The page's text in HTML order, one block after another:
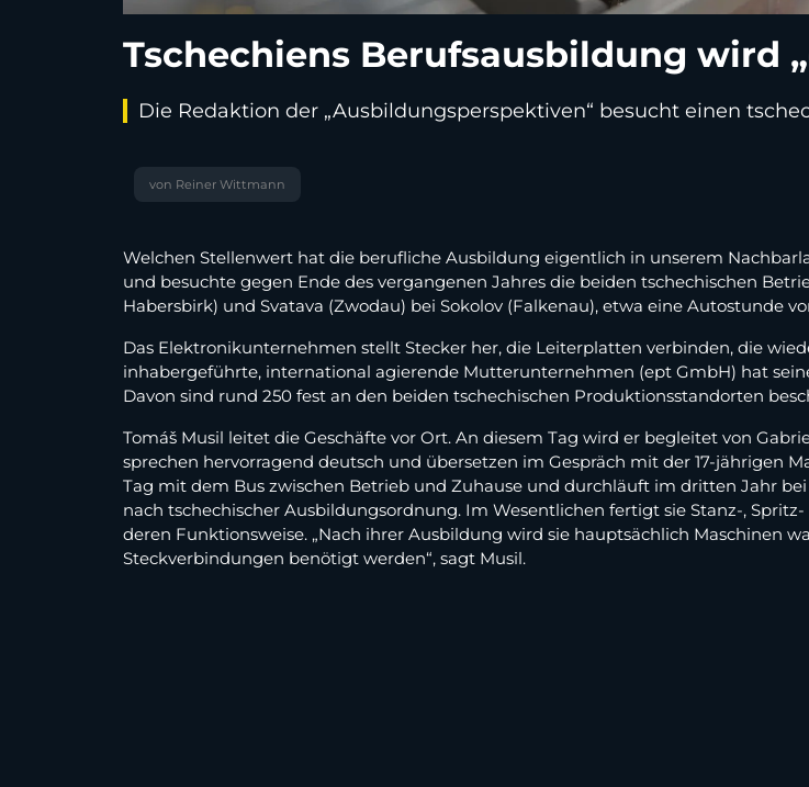
Tschechiens Berufsausbildung wird
Die Redaktion der „Ausbildungsperspektiven“ besucht einen
von Reiner Wittmann
Welchen Stellenwert hat die berufliche Ausbildung eigentlich in unserem
und besuchte gegen Ende des vergangenen Jahres die beiden tschechischen
Habersbirk) und Svatava (Zwodau) bei Sokolov (Falkenau), etwa eine Autostunde
Das Elektronikunternehmen stellt Stecker her, die Leiterplatten verbinden, die
inhabergeführte, international agierende Mutterunternehmen (ept GmbH) hat
Davon sind rund 250 fest an den beiden tschechischen Produktionsstandorten
Tomáš Musil leitet die Geschäfte vor Ort. An diesem Tag wird er begleitet von
sprechen hervorragend deutsch und übersetzen im Gespräch mit der 17-jährigen
Tag mit dem Bus zwischen Betrieb und Zuhause und durchläuft im dritten Jahr
nach tschechischer Ausbildungsordnung. Im Wesentlichen fertigt sie Stanz-,
deren Funktionsweise. „Nach ihrer Ausbildung wird sie hauptsächlich Maschinen
Steckverbindungen benötigt werden“, sagt Musil.